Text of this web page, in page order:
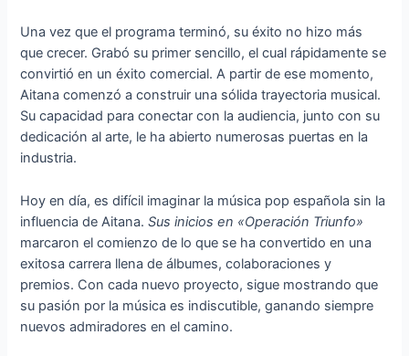
Una vez que el programa terminó, su éxito no hizo más
que crecer. Grabó su primer sencillo, el cual rápidamente se
convirtió en un éxito comercial. A partir de ese momento,
Aitana comenzó a construir una sólida trayectoria musical.
Su capacidad para conectar con la audiencia, junto con su
dedicación al arte, le ha abierto numerosas puertas en la
industria.
Hoy en día, es difícil imaginar la música pop española sin la
influencia de Aitana.Sus inicios en «Operación Triunfo»
marcaron el comienzo de lo que se ha convertido en una
exitosa carrera llena de álbumes, colaboraciones y
premios. Con cada nuevo proyecto, sigue mostrando que
su pasión por la música es indiscutible, ganando siempre
nuevos admiradores en el camino.